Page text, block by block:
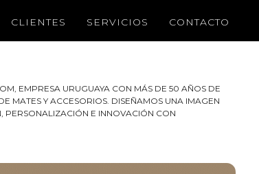
CLIENTES SERVICIOS CONTACTO
EMPRESA URUGUAYA CON MÁS DE 50 AÑOS DE
MATES Y ACCESORIOS. DISEÑAMOS UNA IMAGEN
PERSONALIZACIÓN E INNOVACIÓN CON